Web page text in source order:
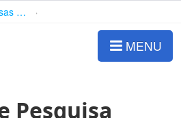
Bolsas e Auxílios Vigentes
MENU
Pesquisa